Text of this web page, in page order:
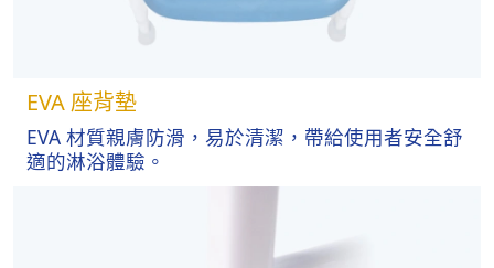
EVA 座背墊
EVA 材質親膚防滑，易於清潔，帶給使用者安全舒
適的淋浴體驗。